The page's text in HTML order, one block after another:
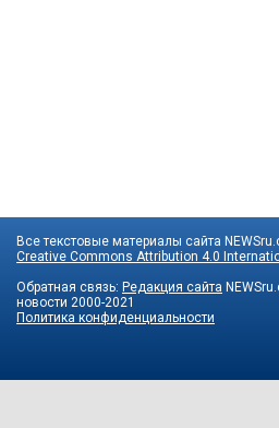
Все текстовые материалы сайта
Creative Commons Attribution 4.0
Обратная связь: Редакция сайта
новости 2000-2021
Политика конфиденциальности